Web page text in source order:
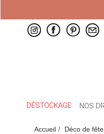
DÉSTOCKAGE NOS
Accueil Déco de fête